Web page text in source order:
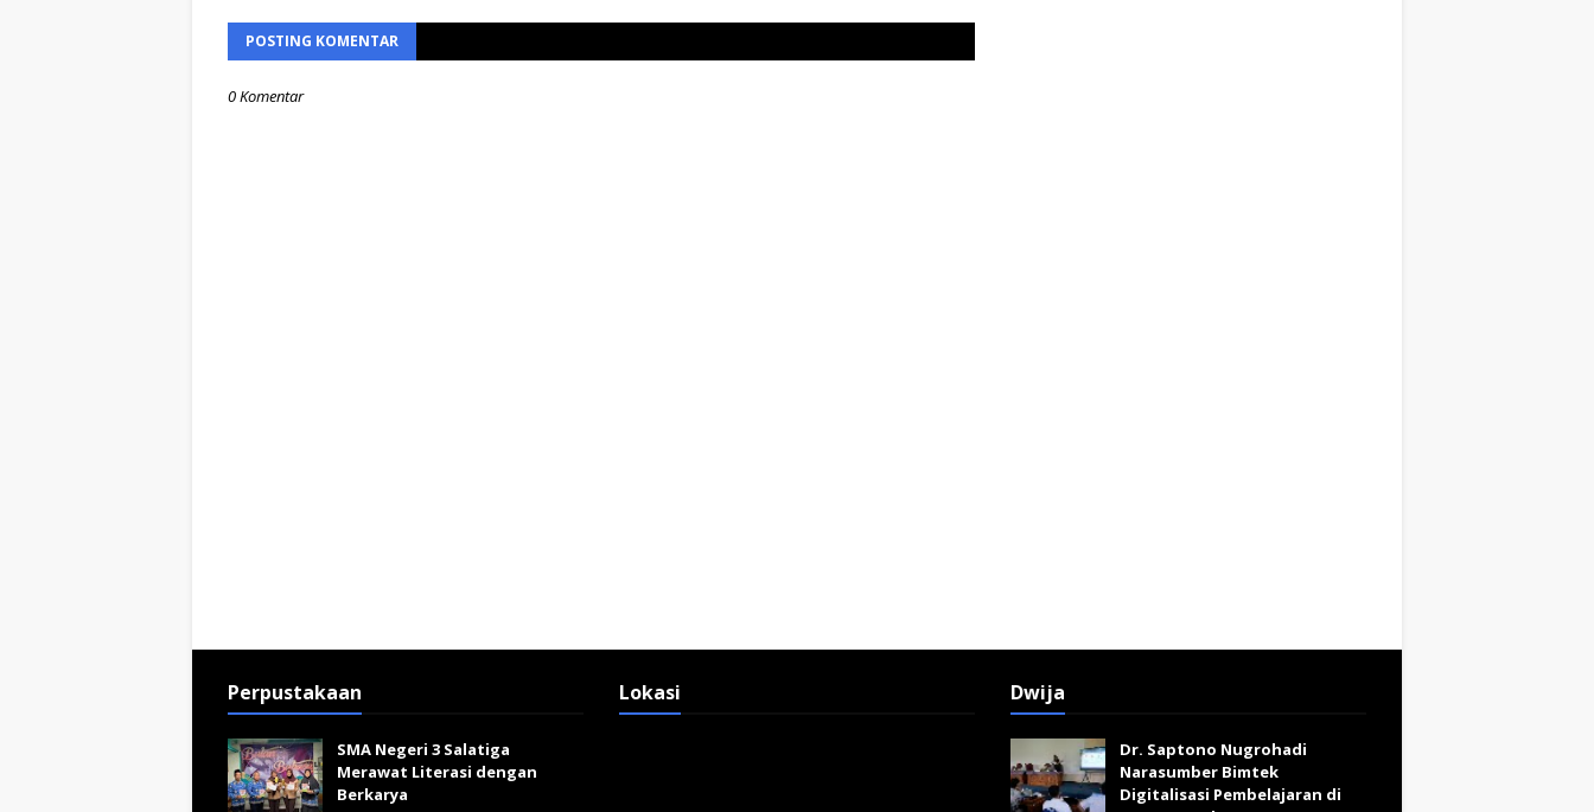
POSTING KOMENTAR
0 Komentar
Perpustakaan
SMA Negeri 3 Salatiga
Merawat Literasi dengan
Berkarya
Lokasi Dwija
Dr. Saptono Nugrohadi
Narasumber Bimtek
Digitalisasi Pembelajaran di